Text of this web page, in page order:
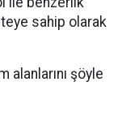
sahip olarak
alanlarını şöyle